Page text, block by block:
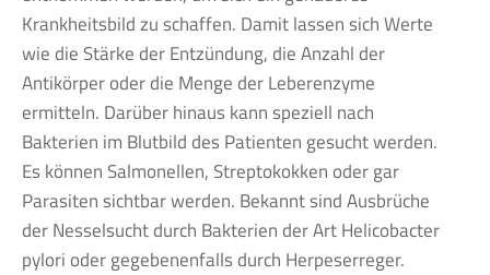
Krankheitsbild zu schaffen. Damit lassen sich Werte
wie die Stärke der Entzündung, die Anzahl der
Antikörper oder die Menge der Leberenzyme
ermitteln. Darüber hinaus kann speziell nach
Bakterien im Blutbild des Patienten gesucht werden.
Es können Salmonellen, Streptokokken oder gar
Parasiten sichtbar werden. Bekannt sind Ausbrüche
der Nesselsucht durch Bakterien der Art Helicobacter
pylori oder gegebenenfalls durch Herpeserreger.